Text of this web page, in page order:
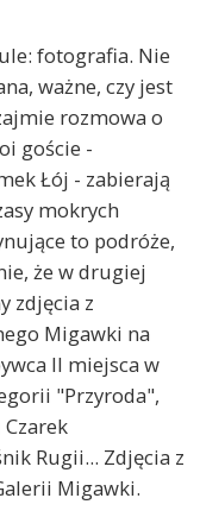
fotografia. Nie
ważne, czy jest
rozmowa o
goście -
Łój - zabierają
mokrych
to podróże,
że w drugiej
zdjęcia z
Migawki na
II miejsca w
"Przyroda",
Rugii... Zdjęcia z
Migawki.